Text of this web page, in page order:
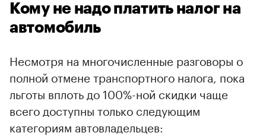
Кому не надо платить налог на
автомобиль
Несмотря на многочисленные разговоры о
полной отмене транспортного налога, пока
льготы вплоть до 100%-ной скидки чаще
всего доступны только следующим
категориям автовладельцев: